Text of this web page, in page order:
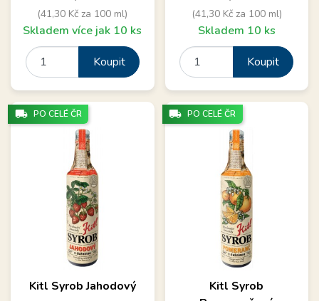
(41,30 Kč za 100 ml)
Skladem více jak 10 ks
Koupit
(41,30 Kč za 100 ml)
Skladem 10 ks
Koupit
Kitl Syrob Jahodový
local_shipping PO CELÉ ČR
Kitl Syrob
local_shipping PO CELÉ ČR